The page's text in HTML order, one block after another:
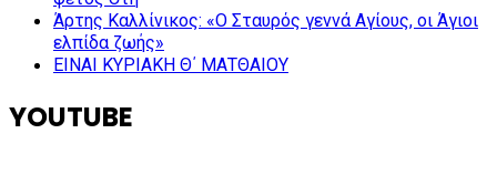
Άρτης Καλλίνικος: «Ο Σταυρός γεννά Αγίους, οι Άγιοι
ελπίδα ζωής»
ΕΙΝΑΙ ΚΥΡΙΑΚΗ Θ΄ ΜΑΤΘΑΙΟΥ
YOUTUBE